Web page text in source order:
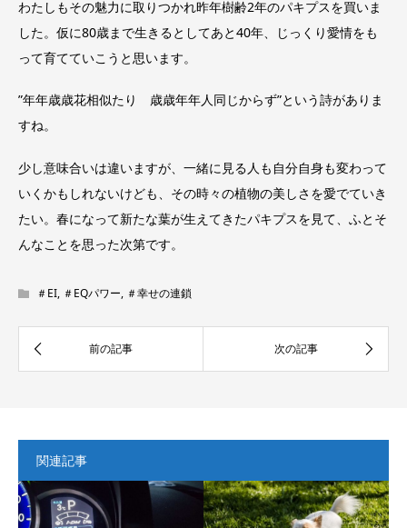
わたしもその魅力に取りつかれ昨年樹齢2年のパキプスを買いま
した。仮に80歳まで生きるとしてあと40年、じっくり愛情をも
って育てていこうと思います。
”年年歳歳花相似たり 歳歳年年人同じからず”という詩がありま
すね。
少し意味合いは違いますが、一緒に見る人も自分自身も変わって
いくかもしれないけども、その時々の植物の美しさを愛でていき
たい。春になって新たな葉が生えてきたパキプスを見て、ふとそ
んなことを思った次第です。
＃EI, ＃EQパワー, ＃幸せの連鎖
関連記事